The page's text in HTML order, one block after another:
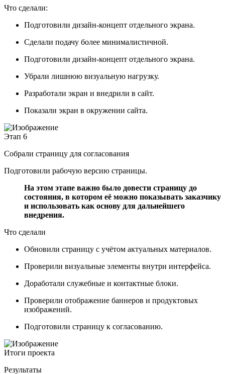
Что сделали:
Подготовили дизайн-концепт отдельного экрана.
Сделали подачу более минималистичной.
Подготовили дизайн-концепт отдельного экрана.
Убрали лишнюю визуальную нагрузку.
Разработали экран и внедрили в сайт.
Показали экран в окружении сайта.
Этап 6
Собрали страницу для согласования
Подготовили рабочую версию страницы.
На этом этапе важно было довести страницу до
состояния, в котором её можно показывать заказчику
и использовать как основу для дальнейшего
внедрения.
Что сделали
Обновили страницу с учётом актуальных материалов.
Проверили визуальные элементы внутри интерфейса.
Доработали служебные и контактные блоки.
Проверили отображение баннеров и продуктовых
изображений.
Подготовили страницу к согласованию.
Итоги проекта
Результаты